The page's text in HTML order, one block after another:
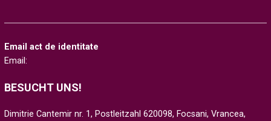
Email act de identitate
Email:
BESUCHT UNS!
Dimitrie Cantemir nr. 1, Postleitzahl 620098, Focsani, Vrancea,